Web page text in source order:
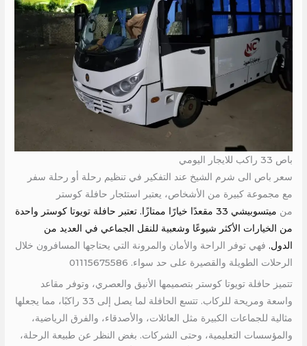
باص 33 راكب للايجار اليومي
سعر باص الى شرم الشيخ عند التفكير في تنظيم رحلة أو رحلة سفر
مع مجموعة كبيرة من الأشخاص، يعتبر استئجار حافلة كوستر
من
ميتسوبيشي 33 مقعدًا خيارًا ممتازًا. تعتبر حافلة تويوتا كوستر واحدة
من الخيارات الأكثر شيوعًا وشعبية للنقل الجماعي في العديد من
الدول. فهي توفر الراحة والأمان والمرونة التي يحتاجها المسافرون خلال
الرحلات الطويلة والقصيرة على حد سواء. 01115675586
تتميز حافلة تويوتا كوستر بتصميمها الأنيق والعصري، وتوفر مقاعد
واسعة ومريحة للركاب. تتسع الحافلة لما يصل إلى 33 راكبًا، مما يجعلها
مثالية للجماعات الكبيرة مثل العائلات، والأصدقاء، والفرق الرياضية،
والمؤسسات التعليمية، وحتى الشركات. بغض النظر عن طبيعة الرحلة،